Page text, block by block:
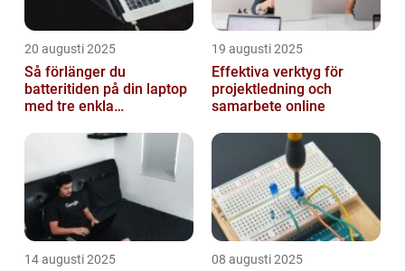
20 augusti 2025
Så förlänger du
batteritiden på din laptop
med tre enkla
19 augusti 2025
Effektiva verktyg för
projektledning och
samarbete online
14 augusti 2025 08 augusti 2025